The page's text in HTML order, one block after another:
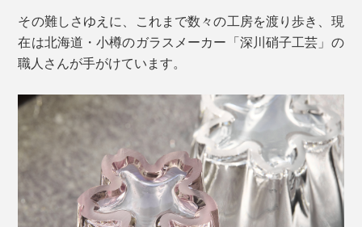
その難しさゆえに、これまで数々の工房を渡り歩き、現
在は北海道・小樽のガラスメーカー「深川硝子工芸」の
職人さんが手がけています。